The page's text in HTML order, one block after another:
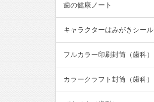
歯の健康ノート
キャラクターはみがきシール
フルカラー印刷封筒（歯科）
カラークラフト封筒（歯科）